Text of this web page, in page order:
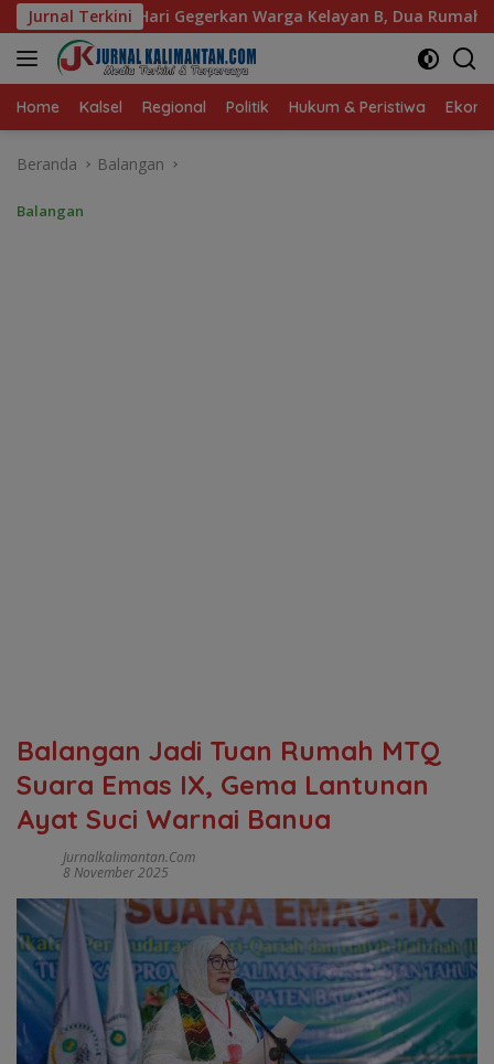
Langsung
ke
konten
Jurnal Terkini
Kelayan B, Dua Rumah dan Bedakan Terbakar
Home Kalsel Regional Politik Hukum & Peristiwa
Beranda Balangan
Balangan
Balangan Jadi Tuan Rumah MTQ
Suara Emas IX, Gema Lantunan
Ayat Suci Warnai Banua
Jurnalkalimantan.com
8 November 2025